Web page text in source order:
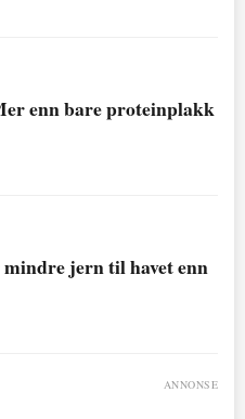
enn bare proteinplakk
jern til havet enn
ANNONSE